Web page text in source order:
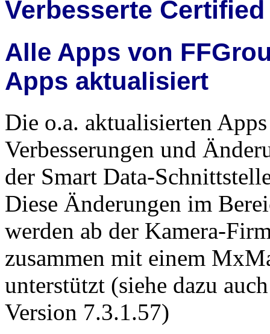
Verbesserte
Alle Apps von
Apps aktualisiert
Die o.a. aktualisierten
Verbesserungen und
der Smart Data-
Diese Änderungen im
werden ab der Kamera-
zusammen mit einem
unterstützt (siehe dazu
Version 7.3.1.57)